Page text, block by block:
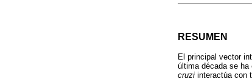
RESUMEN
El principal vector
última década se ha
cruzi interactúa con